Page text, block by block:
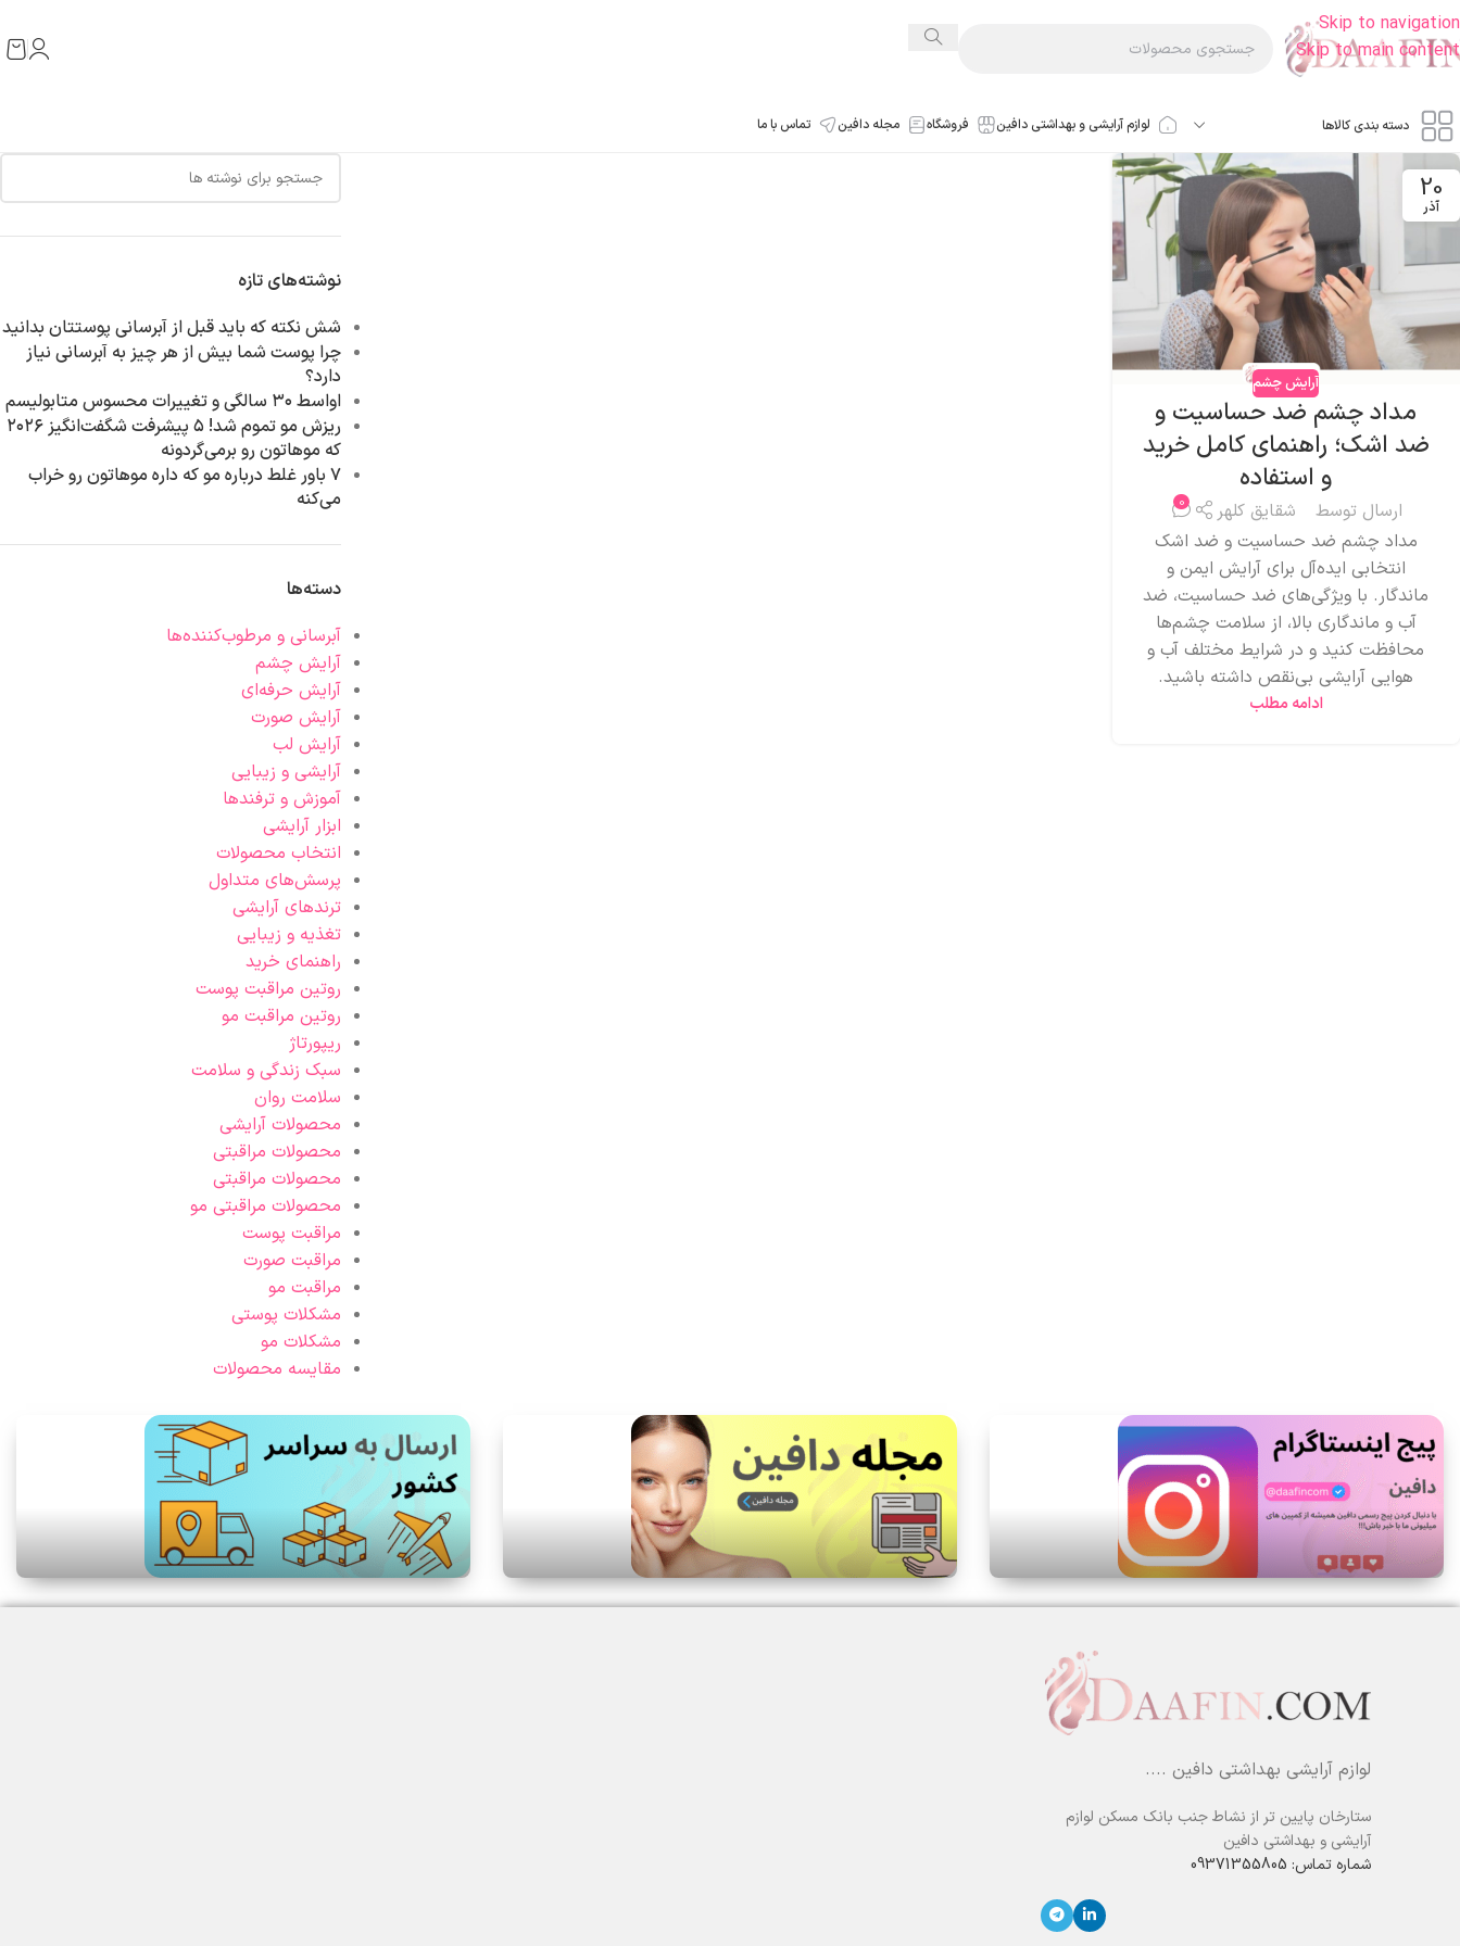
Skip to navigation
Skip to main content
دسته بندی کالاها لوازم آرایشی و بهداشتی دافین فروشگاه مجله دافین تماس با ما
20
آذر
آرایش چشم
مداد چشم ضد حساسیت و
ضد اشک؛ راهنمای کامل خرید
و استفاده
ارسال توسط شقایق کلهر 0
مداد چشم ضد حساسیت و ضد اشک
انتخابی ایده‌آل برای آرایش ایمن و
ماندگار. با ویژگی‌های ضد حساسیت، ضد
آب و ماندگاری بالا، از سلامت چشم‌ها
محافظت کنید و در شرایط مختلف آب و
هوایی آرایشی بی‌نقص داشته باشید.
ادامه مطلب
نوشته‌های تازه
شش نکته که باید قبل از آبرسانی پوستتان بدانید
چرا پوست شما بیش از هر چیز به آبرسانی نیاز
دارد؟
اواسط ۳۰ سالگی و تغییرات محسوس متابولیسم‌
ریزش مو تموم شد! ۵ پیشرفت شگفت‌انگیز ۲۰۲۶
که موهاتون رو برمی‌گردونه
۷ باور غلط درباره مو که داره موهاتون رو خراب
می‌کنه
دسته‌ها
آبرسانی و مرطوب‌کننده‌ها
آرایش چشم
آرایش حرفه‌ای
آرایش صورت
آرایش لب
آرایشی و زیبایی
آموزش و ترفندها
ابزار آرایشی
انتخاب محصولات
پرسش‌های متداول
ترندهای آرایشی
تغذیه و زیبایی
راهنمای خرید
روتین مراقبت پوست
روتین مراقبت مو
ریپورتاژ
سبک زندگی و سلامت
سلامت روان
محصولات آرایشی
محصولات مراقبتی
محصولات مراقبتی
محصولات مراقبتی مو
مراقبت پوست
مراقبت صورت
مراقبت مو
مشکلات پوستی
مشکلات مو
مقایسه محصولات
لوازم آرایشی بهداشتی دافین ....
ستارخان پایین تر از نشاط جنب بانک مسکن لوازم
آرایشی و بهداشتی دافین
شماره تماس: 09371355805